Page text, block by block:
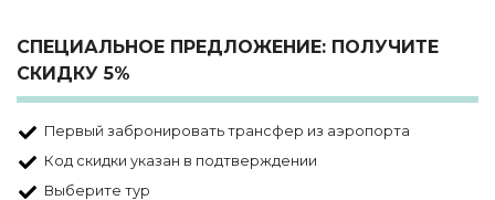
СПЕЦИАЛЬНОЕ ПРЕДЛОЖЕНИЕ: ПОЛУЧИТЕ
СКИДКУ 5%
Первый забронировать трансфер из аэропорта
Код скидки указан в подтверждении
Выберите тур